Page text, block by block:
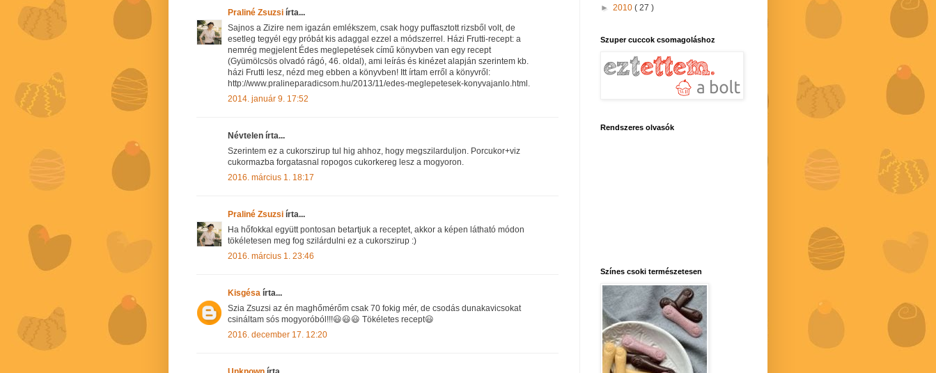
Praliné Zsuzsi írta...
Sajnos a Zizire nem igazán emlékszem, csak hogy puffasztott rizsből volt, de
esetleg tegyél egy próbát kis adaggal ezzel a módszerrel. Házi Frutti-recept: a
nemrég megjelent Édes meglepetések című könyvben van egy recept
(Gyümölcsös olvadó rágó, 46. oldal), ami leírás és kinézet alapján szerintem kb.
házi Frutti lesz, nézd meg ebben a könyvben! Itt írtam erről a könyvről:
http://www.pralineparadicsom.hu/2013/11/edes-meglepetesek-konyvajanlo.html.
2014. január 9. 17:52
Névtelen írta...
Szerintem ez a cukorszirup tul hig ahhoz, hogy megszilarduljon. Porcukor+viz
cukormazba forgatasnal ropogos cukorkereg lesz a mogyoron.
2016. március 1. 18:17
Praliné Zsuzsi írta...
Ha hőfokkal együtt pontosan betartjuk a receptet, akkor a képen látható módon
tökéletesen meg fog szilárdulni ez a cukorszirup :)
2016. március 1. 23:46
Kisgésa írta...
Szia Zsuzsi az én maghőmérőm csak 70 fokig mér, de csodás dunakavicsokat
csináltam sós mogyoróból!!!😃😃😃 Tökéletes recept😃
2016. december 17. 12:20
► 2010 ( 27 )
Szuper cuccok csomagoláshoz
Rendszeres olvasók
Színes csoki természetesen